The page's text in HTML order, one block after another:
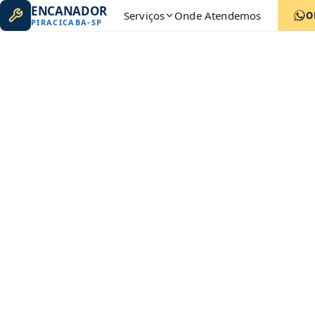
ENCANADOR
PIRACICABA-SP Serviços Onde Atendemos